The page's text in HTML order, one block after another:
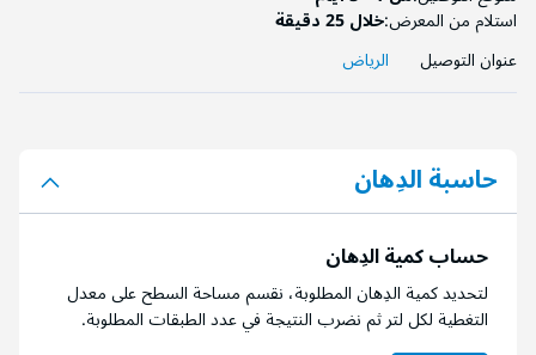
استلام من المعرض:خلال 25 دقيقة
عنوان التوصيل
الرياض
حاسبة الدِهان
حساب كمية الدِهان
لتحديد كمية الدِهان المطلوبة، نقسم مساحة السطح على معدل
التغطية لكل لتر ثم نضرب النتيجة في عدد الطبقات المطلوبة.